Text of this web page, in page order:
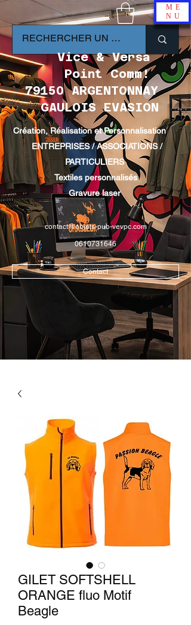
ME
NU
Vice & Versa
Point Comm!
79150 ARGENTONNAY
GAULOIS EVASION
Création, Réalisation et Personnalisation
ENTREPRISES / ASSOCIATIONS /
PARTICULIERS
Textiles personnalisés
Gravure laser
contact@objets-pub-vevpc.com
0610731646
Contact
GILET SOFTSHELL
ORANGE fluo Motif
Beagle